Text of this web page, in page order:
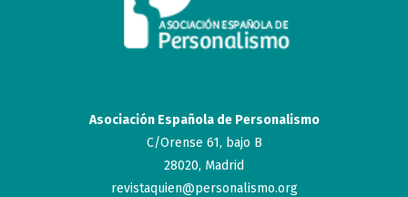
Asociación Española de Personalismo
C/Orense 61, bajo B
28020, Madrid
revistaquien@personalismo.org